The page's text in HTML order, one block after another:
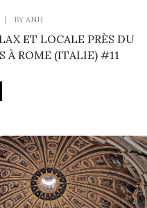
BY ANH
ET LOCALE PRÈS DU
À ROME (ITALIE) #11